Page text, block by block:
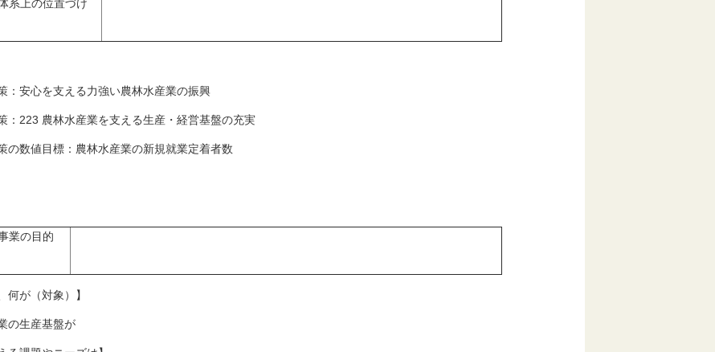
系上の位置づけ
：安心を支える力強い農林水産業の振興
：223 農林水産業を支える生産・経営基盤の充実
の数値目標：農林水産業の新規就業定着者数
業の目的
何が（対象）】
の生産基盤が